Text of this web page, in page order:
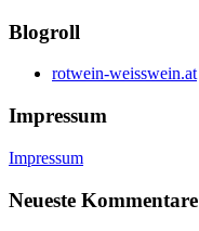
Blogroll
rotwein-weisswein.at
Impressum
Impressum
Neueste Kommentare